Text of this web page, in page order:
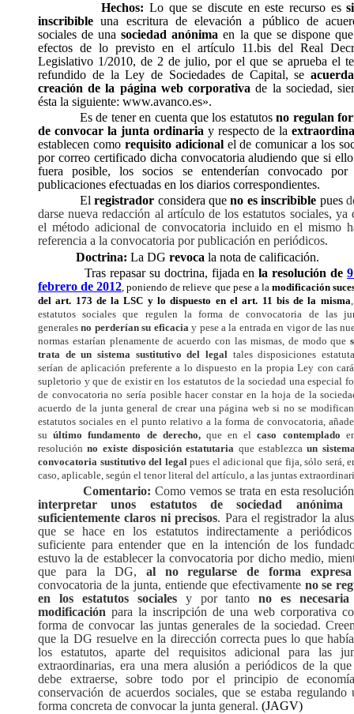
Hechos: Lo que se discute en este recurso es
inscribible una escritura de elevación a público de
sociales de unasociedad anónima en la que se dispone
efectos de lo previsto en el artículo 11.bis del Real
Legislativo 1/2010, de 2 de julio, por el que se aprueba el
refundido de la Ley de Sociedades de Capital, se
creación de la página web corporativade la sociedad,
ésta la siguiente: www.avanco.es».
Es de tener en cuenta que los estatutosno regulan
de convocar la junta ordinaria y respecto de la
establecen como requisito adicionalel de comunicar a los
por correo certificado dicha convocatoria aludiendo que si
fuera posible, los socios se entenderían convocado por
publicaciones efectuadas en los diarios correspondientes.
Elregistrador considera queno es inscribible pues
darse nueva redacción al artículo de los estatutos sociales, ya
el método adicional de convocatoria incluido en el mismo
referencia a la convocatoria por publicación en periódicos.
Doctrina: La DG revoca la nota de calificación.
Tras repasar su doctrina, fijada enla resolución de
febrero de 2012, poniendo de relieve que pese a la modificación
del art. 173 de la LSC y lo dispuesto en el art. 11 bis de la misma
estatutos sociales que regulen la forma de convocatoria de las
generalesno perderían su eficaciay pese a la entrada en vigor de las
normas estarían plenamente de acuerdo con las mismas, de modo que
trata de un sistema sustitutivo del legal tales disposiciones
serían de aplicación preferente a lo dispuesto en la propia Ley con
supletorio y que de existir en los estatutos de la sociedad una especial
de convocatoria no sería posible hacer constar en la hoja de la
acuerdo de la junta general de crear una página web si no se
estatutos sociales en el punto relativo a la forma de convocatoria,
suúltimo fundamento de derecho,que en elcaso contemplado
resoluciónno existe disposición estatutaria que establezcaun
convocatoria sustitutivo del legalpues el adicional que fija, sólo será,
caso, aplicable, según el tenor literal del artículo, a las juntas
Comentario: Como vemos se trata en esta
interpretar unos estatutos de sociedad anónima
suficientemente claros ni precisos. Para el registrador la
que se hace en los estatutos indirectamente a
suficiente para entender que en la intención de los
estuvo la de establecer la convocatoria por dicho medio,
que para la DG, al no regularse de forma expresa
convocatoria de la junta, entiende que efectivamente no se
en los estatutos socialesy por tantono es
modificación para la inscripción de una web corporativa
forma de convocar las juntas generales de la sociedad.
que la DG resuelve en la dirección correcta pues lo que
los estatutos, aparte del requisitos adicional para las
extraordinarias, era una mera alusión a periódicos de la
debe extraerse, sobre todo por el principio de
conservación de acuerdos sociales, que se estaba regulando
forma concreta de convocar la junta general. (JAGV)